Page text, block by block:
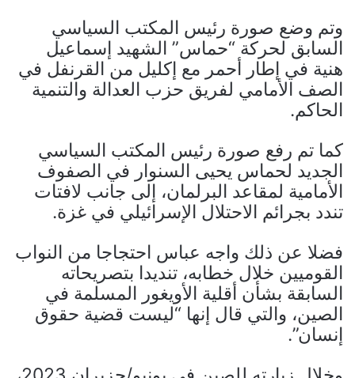
وتم وضع صورة رئيس المكتب السياسي
السابق لحركة “حماس” الشهيد إسماعيل
هنية في إطار أحمر مع إكليل من القرنفل في
الصف الأمامي لفريق حزب العدالة والتنمية
الحاكم.
كما تم رفع صورة رئيس المكتب السياسي
الجديد لحماس يحيى السنوار في الصفوف
الأمامية لمقاعد البرلمان، إلى جانب لافتات
تندد بجرائم الاحتلال الإسرائيلي في غزة.
فضلا عن ذلك واجه عباس احتجاجا من النواب
القوميين خلال خطابه، تنديدا بتصريحاته
السابقة بشأن أقلية الأويغور المسلمة في
الصين، والتي قال إنها “ليست قضية حقوق
إنسان”.